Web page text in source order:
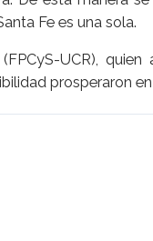
Fe es una sola.
UCR),
prosperaron